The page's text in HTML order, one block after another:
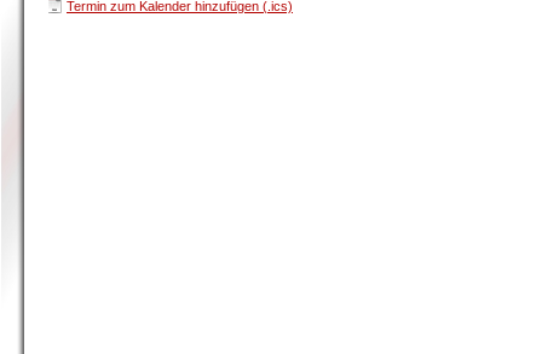
Termin zum Kalender hinzufügen (.ics)